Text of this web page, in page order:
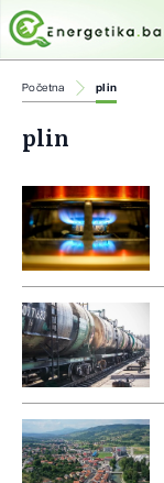
Početna plin
plin